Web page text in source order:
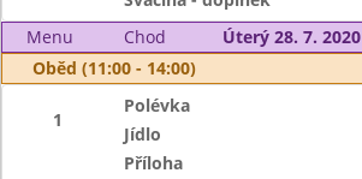
Menu
Chod
Úterý 28. 7. 2020
Oběd (11:00 - 14:00)
1
Polévka
Jídlo
Příloha